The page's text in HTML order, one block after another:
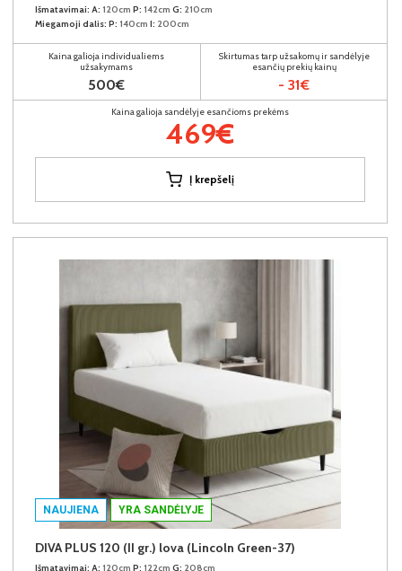
Išmatavimai: A: 120cm P: 142cm G: 210cm
Miegamoji dalis: P: 140cm I: 200cm
Kaina galioja individualiems
užsakymams
500€
Skirtumas tarp užsakomų ir sandėlyje
esančių prekių kainų
- 31€
Kaina galioja sandėlyje esančioms prekėms
469€
Į krepšelį
NAUJIENA YRA SANDĖLYJE
DIVA PLUS 120 (II gr.) lova (Lincoln Green-37)
Išmatavimai: A: 120cm P: 122cm G: 208cm